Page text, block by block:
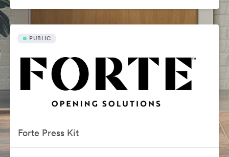
PUBLIC
Forte Press Kit